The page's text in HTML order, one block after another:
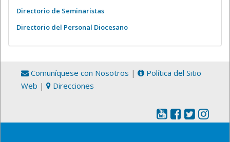
Directorio de Seminaristas
Directorio del Personal Diocesano
Comuníquese con Nosotros |
Política del Sitio
Web | Direcciones